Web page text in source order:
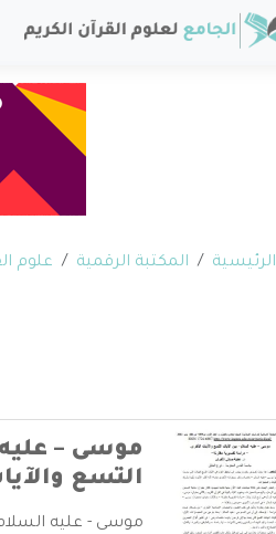
الرئيسية المكتبة الرقمية علوم
موسى – عليه
التسع
موسى - عليه السلام